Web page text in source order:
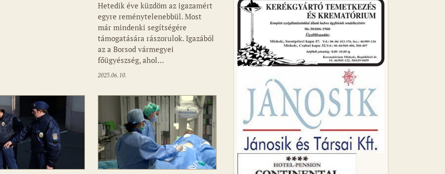
Hetedik éve küzdöm az igazamért
egyre reménytelenebbül. Most
már mindenki segítségére
támogatására rászorulok. Igazából
az a Borsod vármegyei
főügyészség, ahol…
2025.06.10.